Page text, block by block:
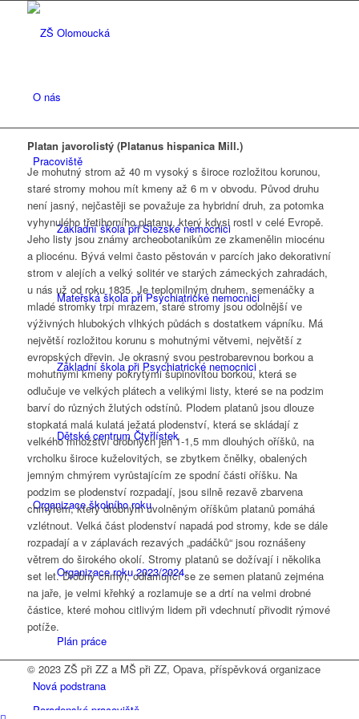
O nás
Pracoviště
Základní škola při Slezské nemocnici
Mateřská škola při Psychiatrické nemocnici
Základní škola při Psychiatrické nemocnici
Dětské centrum Čtyřlístek
Organizace školního roku
Organizace roku 2023/2024
Plán práce
Poradenské pracoviště
Platan javorolistý (Platanus hispanica Mill.)
Je mohutný strom až 40 m vysoký s široce rozložitou korunou,
staré stromy mohou mít kmeny až 6 m v obvodu. Původ druhu
není jasný, nejčastěji se považuje za hybridní druh, za potomka
vyhynulého třetihorního platanu, který kdysi rostl v celé Evropě.
Jeho listy jsou známy archeobotanikům ze zkamenělin miocénu
a pliocénu. Bývá velmi často pěstován v parcích jako dekorativní
strom v alejích a velký solitér ve starých zámeckých zahradách,
u nás už od roku 1835. Je teplomilným druhem, semenáčky a
mladé stromky trpí mrazem, staré stromy jsou odolnější ve
výživných hlubokých vlhkých půdách s dostatkem vápníku. Má
největší rozložitou korunu s mohutnými větvemi, největší z
evropských dřevin. Je okrasný svou pestrobarevnou borkou a
mohutnými kmeny pokrytými šupinovitou borkou, která se
odlučuje ve velkých plátech a velikými listy, které se na podzim
barví do různých žlutých odstínů. Plodem platanů jsou dlouze
stopkatá malá kulatá ježatá plodenství, která se skládají z
velkého množství drobných jen 1-1,5 mm dlouhých oříšků, na
vrcholku široce kuželovitých, se zbytkem čnělky, obalených
jemným chmýrem vyrůstajícím ze spodní části oříšku. Na
podzim se plodenství rozpadají, jsou silně rezavě zbarvena
chmýrem, který drobným uvolněným oříškům platanů pomáhá
vzlétnout. Velká část plodenství napadá pod stromy, kde se dále
rozpadají a v záplavách rezavých „padáčků“ jsou roznášeny
větrem do širokého okolí. Stromy platanů se dožívají i několika
set let. Drobný chmýr, odlamující se ze semen platanů zejména
na jaře, je velmi křehký a rozlamuje se a drtí na velmi drobné
částice, které mohou citlivým lidem při vdechnutí přivodit rýmové
potíže.
© 2023 ZŠ při ZZ a MŠ při ZZ, Opava, příspěvková organizace
Nová podstrana